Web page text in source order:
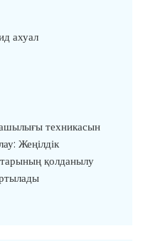
ахуал
техникасын
Жеңілдік
қолданылу